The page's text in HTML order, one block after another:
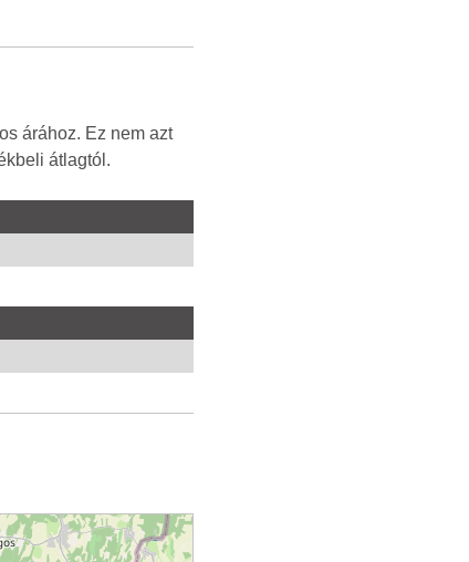
árához. Ez nem azt
átlagtól.